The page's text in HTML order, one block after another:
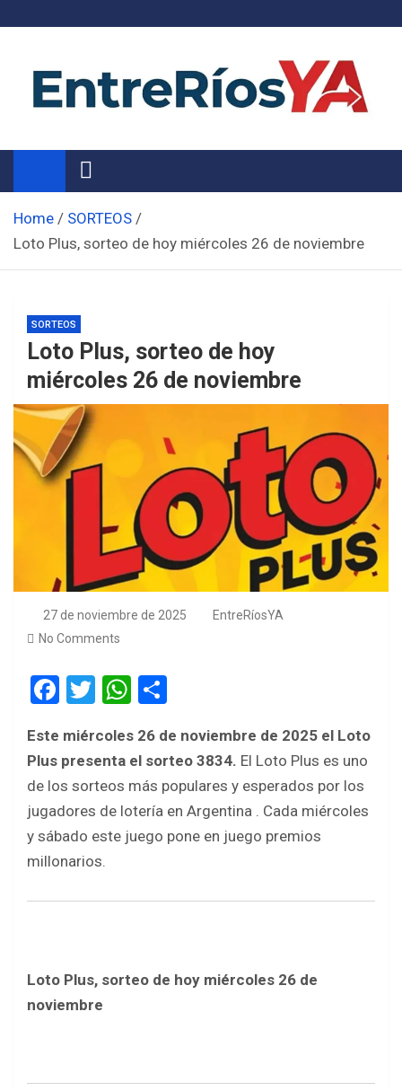
Noticias de Entre Ríos
Información de toda la provincia ahora
Home
SORTEOS
Loto Plus, sorteo de hoy miércoles 26 de noviembre
SORTEOS
Loto Plus, sorteo de hoy
miércoles 26 de noviembre
27 de noviembre de 2025
EntreRíosYA
No Comments
F
ce
b
o
o
k
T
tt
er
W
at
s
A
p
ar
e
Este miércoles 26 de noviembre de 2025 el Loto
Plus presenta el sorteo 3834. El Loto Plus es uno
de los sorteos más populares y esperados por los
jugadores de lotería en Argentina . Cada miércoles
y sábado este juego pone en juego premios
millonarios.
Loto Plus, sorteo de hoy miércoles 26 de
noviembre